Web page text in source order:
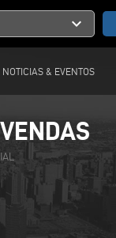
expand_more
NOTICIAS & EVENTOS